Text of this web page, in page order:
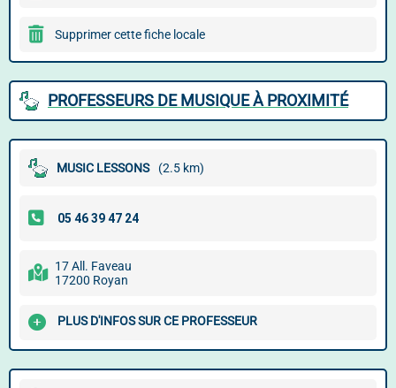
Supprimer cette fiche locale
PROFESSEURS DE MUSIQUE À PROXIMITÉ
MUSIC LESSONS (2.5 km)
17 All. Faveau
17200 Royan
PLUS D'INFOS SUR CE PROFESSEUR